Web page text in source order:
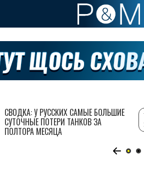
СВОДКА: У РУССКИХ САМЫЕ БОЛЬШИЕ
СУТОЧНЫЕ ПОТЕРИ ТАНКОВ ЗА
ПОЛТОРА МЕСЯЦА